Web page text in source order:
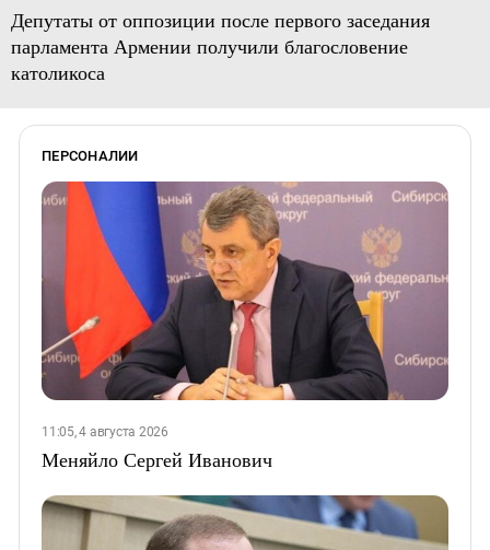
Депутаты от оппозиции после первого заседания
парламента Армении получили благословение
католикоса
ПЕРСОНАЛИИ
11:05, 4 августа 2026
Меняйло Сергей Иванович